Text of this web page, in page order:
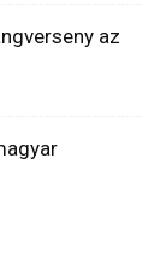
az